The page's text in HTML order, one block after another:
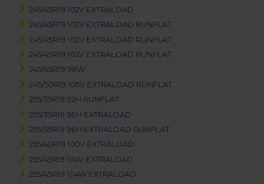
245/45R19 102V EXTRALOAD
245/45R19 102V EXTRALOAD RUNFLAT
245/45R19 102V EXTRALOAD RUNFLAT
245/45R19 102V EXTRALOAD RUNFLAT
245/45R19 98W
245/50R19 105V EXTRALOAD RUNFLAT
255/35R19 92H RUNFLAT
255/35R19 96H EXTRALOAD
255/35R19 96H EXTRALOAD RUNFLAT
255/40R19 100V EXTRALOAD
255/45R19 104V EXTRALOAD
255/45R19 104W EXTRALOAD